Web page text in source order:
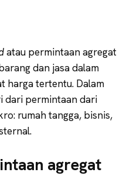
atau permintaan agregat
dan jasa dalam
harga tertentu. Dalam
dari permintaan dari
rumah tangga, bisnis,
agregat